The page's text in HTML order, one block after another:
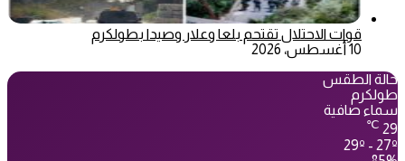
قوات الاحتلال تقتحم بلعا وعلار وصيدا بطولكرم
10 أغسطس، 2026
حالة الطقس
طولكرم
سماء صافية
29
℃
29º - 27º